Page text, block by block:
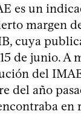
es un
margen
cuya
de junio. A
del
del año
en